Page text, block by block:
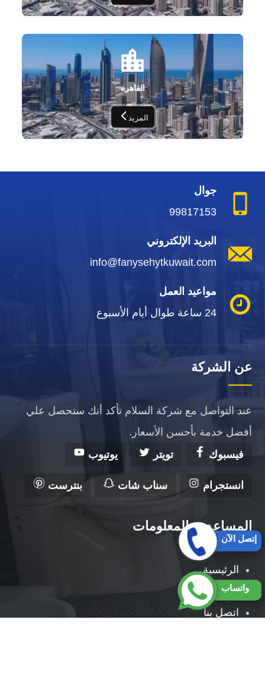
القاهره
المزيد
جوال
99817153
البريد الإلكتروني
info@fanysehytkuwait.com
مواعيد العمل
24 ساعة طوال أيام الأسبوع
عن الشركة
عند التواصل مع شركة السلام تأكد أنك ستحصل علي
أفضل خدمة بأحسن الأسعار.
فيسبوك
تويتر يوتيوب
انستجرام سناب شات بنترست
المساعدة والمعلومات
الرئيسية
من نحن
اتصل بنا
واتساب
إتصل الآن